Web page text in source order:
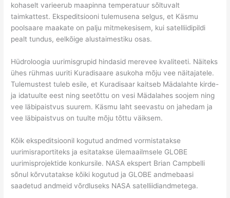
kohaselt varieerub maapinna temperatuur sõltuvalt
taimkattest. Ekspeditsiooni tulemusena selgus, et Käsmu
poolsaare maakate on palju mitmekesisem, kui satelliidipildi
pealt tundus, eelkõige alustaimestiku osas.
Hüdroloogia uurimisgrupid hindasid merevee kvaliteeti. Näiteks
ühes rühmas uuriti Kuradisaare asukoha mõju vee näitajatele.
Tulemustest tuleb esile, et Kuradisaar kaitseb Mädalahte kirde-
ja idatuulte eest ning seetõttu on vesi Mädalahes soojem ning
vee läbipaistvus suurem. Käsmu laht seevastu on jahedam ja
vee läbipaistvus on tuulte mõju tõttu väiksem.
Kõik ekspeditsioonil kogutud andmed vormistatakse
uurimisraportiteks ja esitatakse ülemaailmsele GLOBE
uurimisprojektide konkursile. NASA ekspert Brian Campbelli
sõnul kõrvutatakse kõiki kogutud ja GLOBE andmebaasi
saadetud andmeid võrdluseks NASA satelliidiandmetega.